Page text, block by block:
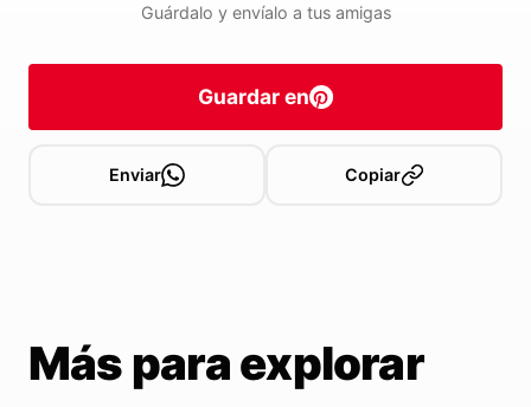
Guárdalo y envíalo a tus amigas
Guardar en
Enviar Copiar
Más para explorar